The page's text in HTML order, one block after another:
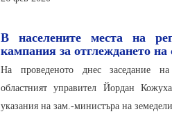
В населените места на
кампания за отглеждането
На проведеното днес заседание
областният управител Йордан
указания на зам.-министъра на